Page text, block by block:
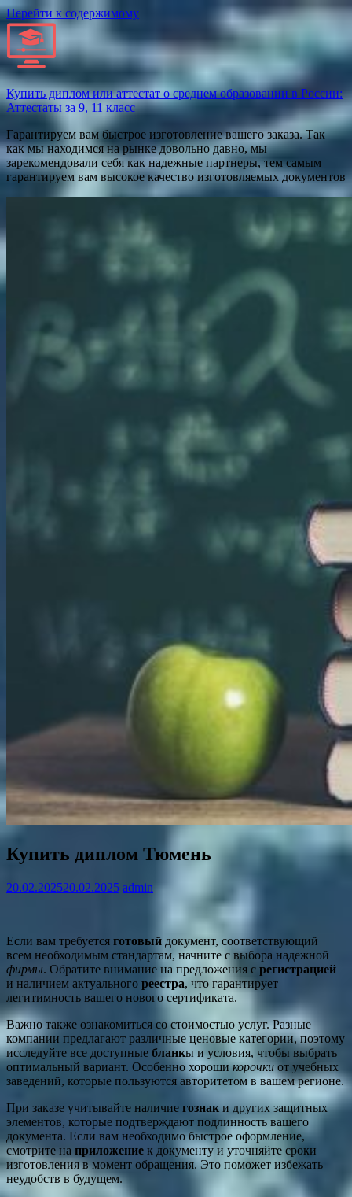
Перейти к содержимому
Купить диплом или аттестат о среднем образовании в России:
Аттестаты за 9, 11 класс
Гарантируем вам быстрое изготовление вашего заказа. Так
как мы находимся на рынке довольно давно, мы
зарекомендовали себя как надежные партнеры, тем самым
гарантируем вам высокое качество изготовляемых документов
Купить диплом Тюмень
20.02.202520.02.2025 admin
Если вам требуется готовый документ, соответствующий
всем необходимым стандартам, начните с выбора надежной
фирмы. Обратите внимание на предложения с регистрацией
и наличием актуального реестра, что гарантирует
легитимность вашего нового сертификата.
Важно также ознакомиться со стоимостью услуг. Разные
компании предлагают различные ценовые категории, поэтому
исследуйте все доступные бланкы и условия, чтобы выбрать
оптимальный вариант. Особенно хорошикорочкиот учебных
заведений, которые пользуются авторитетом в вашем регионе.
При заказе учитывайте наличие гознак и других защитных
элементов, которые подтверждают подлинность вашего
документа. Если вам необходимо быстрое оформление,
смотрите на приложение к документу и уточняйте сроки
изготовления в момент обращения. Это поможет избежать
неудобств в будущем.